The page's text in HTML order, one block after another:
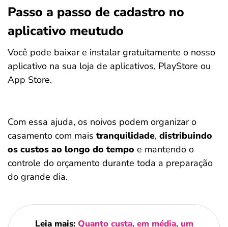
Passo a passo de cadastro no
aplicativo meutudo
Você pode baixar e instalar gratuitamente o nosso
aplicativo na sua loja de aplicativos, PlayStore ou
App Store.
Com essa ajuda, os noivos podem organizar o
casamento com mais tranquilidade, distribuindo
os custos ao longo do tempo e mantendo o
controle do orçamento durante toda a preparação
do grande dia.
Leia mais: Quanto custa, em média, um